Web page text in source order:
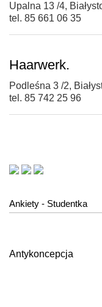
Upalna 13 /4,
tel. 85 661 06 35
Haarwerk.
Podleśna 3 /2,
tel. 85 742 25 96
Ankiety - Studentka
Antykoncepcja